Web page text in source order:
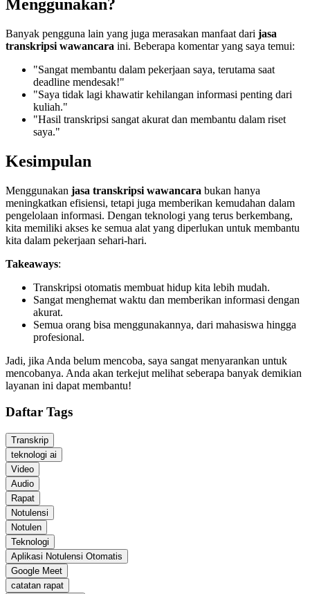
Menggunakan?
Banyak pengguna lain yang juga merasakan manfaat dari jasa
transkripsi wawancara ini. Beberapa komentar yang saya temui:
"Sangat membantu dalam pekerjaan saya, terutama saat
deadline mendesak!"
"Saya tidak lagi khawatir kehilangan informasi penting dari
kuliah."
"Hasil transkripsi sangat akurat dan membantu dalam riset
saya."
Kesimpulan
Menggunakan jasa transkripsi wawancara bukan hanya
meningkatkan efisiensi, tetapi juga memberikan kemudahan dalam
pengelolaan informasi. Dengan teknologi yang terus berkembang,
kita memiliki akses ke semua alat yang diperlukan untuk membantu
kita dalam pekerjaan sehari-hari.
Takeaways:
Transkripsi otomatis membuat hidup kita lebih mudah.
Sangat menghemat waktu dan memberikan informasi dengan
akurat.
Semua orang bisa menggunakannya, dari mahasiswa hingga
profesional.
Jadi, jika Anda belum mencoba, saya sangat menyarankan untuk
mencobanya. Anda akan terkejut melihat seberapa banyak demikian
layanan ini dapat membantu!
Daftar Tags
Transkrip
teknologi ai
Video
Audio
Rapat
Notulensi
Notulen
Teknologi
Aplikasi Notulensi Otomatis
Google Meet
catatan rapat